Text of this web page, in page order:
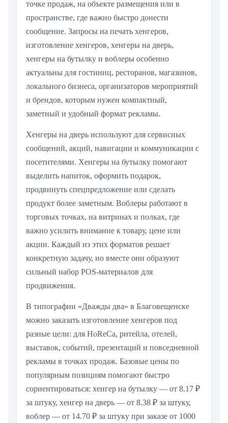
точке продаж, на объекте размещения или в
пространстве, где важно быстро донести
сообщение. Запросы на печать хенгеров,
изготовление хенгеров, хенгеры на дверь,
хенгеры на бутылку и воблеры особенно
актуальны для гостиниц, ресторанов, магазинов,
локального бизнеса, организаторов мероприятий
и брендов, которым нужен компактный,
заметный и удобный формат рекламы.
Хенгеры на дверь используют для сервисных
сообщений, акций, навигации и коммуникации с
посетителями. Хенгеры на бутылку помогают
выделить напиток, оформить подарок,
продвинуть спецпредложение или сделать
продукт более заметным. Воблеры работают в
торговых точках, на витринах и полках, где
важно усилить внимание к товару, цене или
акции. Каждый из этих форматов решает
конкретную задачу, но вместе они образуют
сильный набор POS-материалов для
продвижения.
В типографии «Дважды два» в Благовещенске
можно заказать изготовление хенгеров под
разные цели: для HoReCa, ритейла, отелей,
выставок, событий, презентаций и повседневной
рекламы в точках продаж. Базовые цены по
популярным позициям помогают быстро
сориентироваться: хенгер на бутылку — от 8.17 ₽
за штуку, хенгер на дверь — от 8.38 ₽ за штуку,
воблер — от 14.70 ₽ за штуку при заказе от 1000